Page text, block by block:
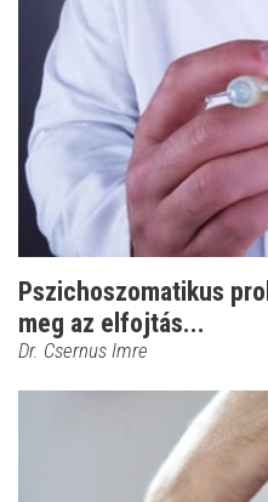
Pszichoszomatikus
meg az elfojtás...
Dr. Csernus Imre